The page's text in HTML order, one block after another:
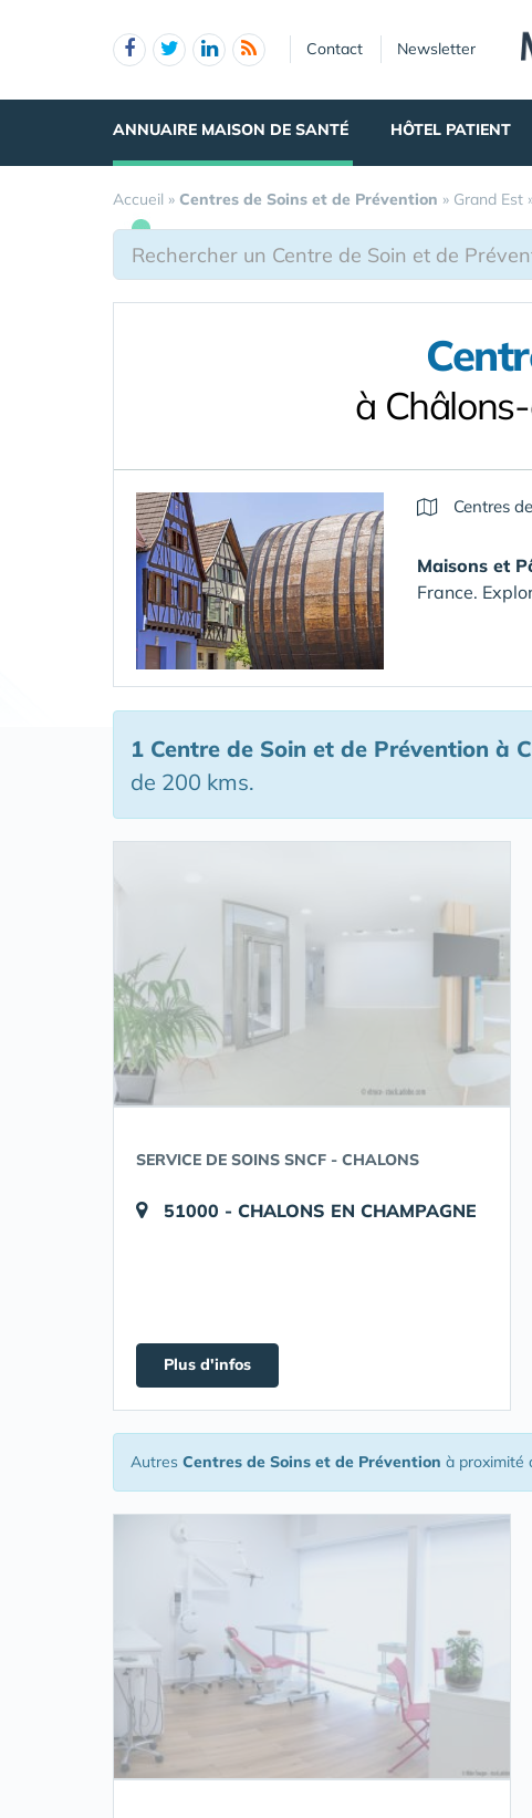
Contact Newsletter
ANNUAIRE MAISON DE SANTÉ HÔTEL PATIENT
Accueil » Centres de Soins et de Prévention » Grand Est
à
Centres
Maisons et
France.
1 Centre de Soin et de Prévention à
de 200 kms.
SERVICE DE SOINS SNCF - CHALONS
51000 - CHALONS EN CHAMPAGNE
Plus d'infos
Autres Centres de Soins et de Prévention à proximité